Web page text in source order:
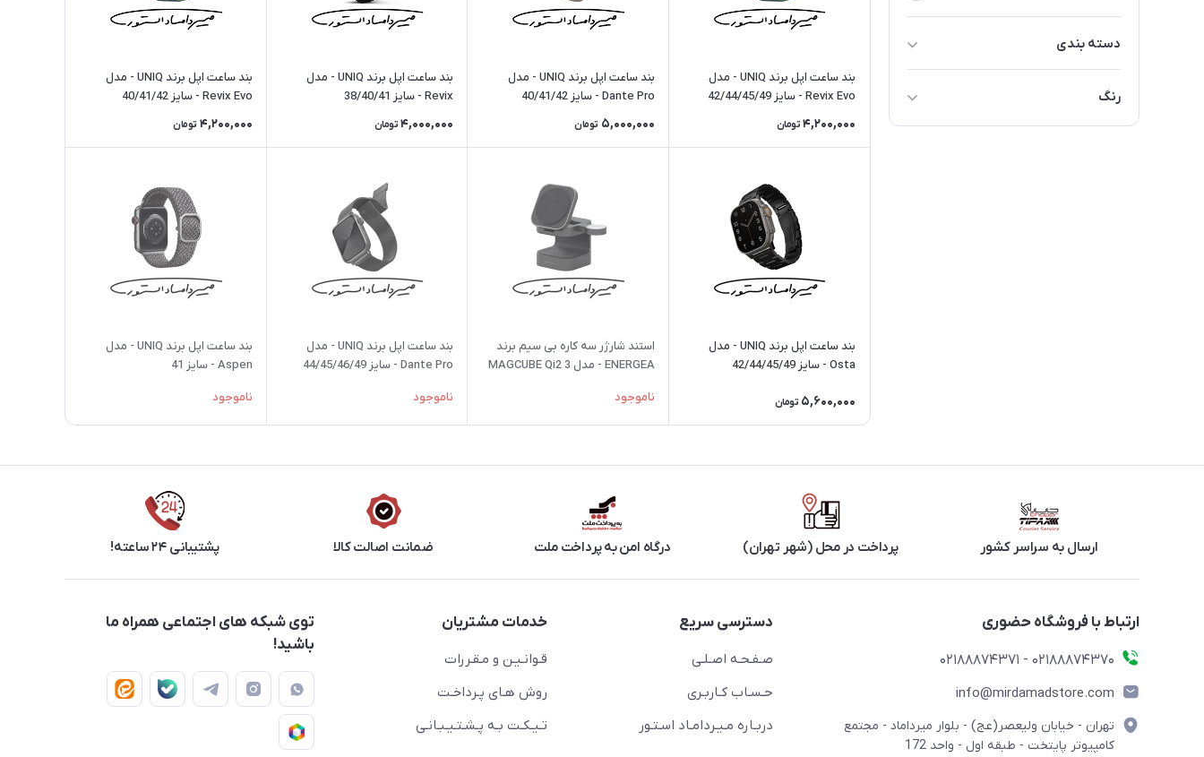
دسته بندی
رنگ
آبی
بند ساعت اپل برند UNIQ - مدل
Revix Evo - سایز 42/44/45/49
4,200,000 تومان
بند ساعت اپل برند UNIQ - مدل
Dante Pro - سایز 40/41/42
5,000,000 تومان
بند ساعت اپل برند UNIQ - مدل
Revix - سایز 38/40/41
4,000,000 تومان
بند ساعت اپل برند UNIQ - مدل
Revix Evo - سایز 40/41/42
4,200,000 تومان
بند ساعت اپل برند UNIQ - مدل
Osta - سایز 42/44/45/49
5,600,000 تومان
استند شارژر سه کاره بی سیم برند
ENERGEA - مدل MAGCUBE Qi2 3
ناموجود
بند ساعت اپل برند UNIQ - مدل
Dante Pro - سایز 44/45/46/49
ناموجود
بند ساعت اپل برند UNIQ - مدل
Aspen - سایز 41
ناموجود
ارسال به سراسر کشور پرداخت در محل (شهر تهران) درگاه امن به پرداخت ملت ضمانت اصالت کالا پشتیبانی ۲۴ ساعته!
ارتباط با فروشگاه حضوری
02188874370 - 02188874371
info@mirdamadstore.com
تهران - خیابان ولیعصر(عج) - بلوار میرداماد - مجتمع
کامپیوتر پایتخت - طبقه اول - واحد 172
دسترسی سریع
صـفـحـه اصـلـی
حـسـاب کـاربـری
دربـاره مـیـردامـاد اسـتـور
خدمات مشتریان
قـوانـیـن و مـقـررات
روش هـای پـرداخـت
تـیـکـت بـه پـشـتـیـبـانـی
توی شبکه های اجتماعی همراه ما
باشید!